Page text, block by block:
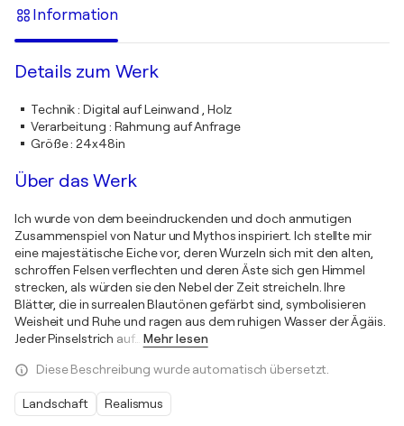
Information
Details zum Werk
Technik:Digital auf Leinwand , Holz
Verarbeitung : Rahmung auf Anfrage
Größe: 24x48in
Über das Werk
Ich wurde von dem beeindruckenden und doch anmutigen
Zusammenspiel von Natur und Mythos inspiriert. Ich stellte mir
eine majestätische Eiche vor, deren Wurzeln sich mit den alten,
schroffen Felsen verflechten und deren Äste sich gen Himmel
strecken, als würden sie den Nebel der Zeit streicheln. Ihre
Blätter, die in surrealen Blautönen gefärbt sind, symbolisieren
Weisheit und Ruhe und ragen aus dem ruhigen Wasser der Ägäis.
Jeder Pinselstrich auf… Mehr lesen
Diese Beschreibung wurde automatisch übersetzt.
Landschaft Realismus